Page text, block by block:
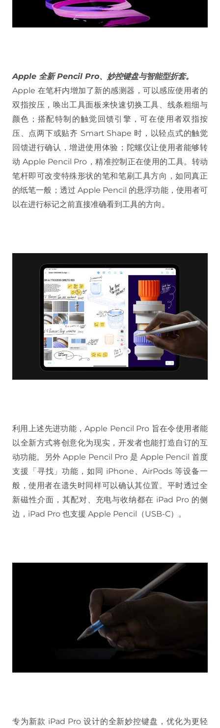
Apple 全新 Pencil Pro、妙控键盘与智能型折套。
Apple 在笔杆内增加了新的感测器，可以感应使用者的
双指按压，唤出工具面板来快速切换工具、线条粗细与
颜色；搭配特制的触觉回馈引擎，可在使用者双指按
压、点两下或贴齐 Smart Shape 时，以轻点式的触觉
回馈进行确认，增进使用体验；陀螺仪让使用者能够转
动 Apple Pencil Pro，精准控制正在使用的工具。转动
笔杆即可改变特殊形状的笔和笔刷工具方向，如同真正
的纸笔一般；透过 Apple Pencil 的悬浮功能，使用者可
以在进行标记之前直接准确看到工具的方向。
利用上述先进功能，Apple Pencil Pro 旨在令使用者能
以全新方式将创意化为现实，开发者也能打造自订的互
动功能。另外 Apple Pencil Pro 是 Apple Pencil 首度
支援「寻找」功能，如同 iPhone、AirPods 等设备一
般，使用者在遗失时同样可以确认其位置。平时透过全
新磁性介面，其配对、充电与收纳都在 iPad Pro 的侧
边，iPad Pro 也支援 Apple Pencil（USB-C）。
专为新款 iPad Pro 设计的全新妙控键盘，优化为更轻